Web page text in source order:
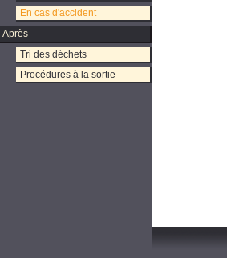
En cas d'accident
Après
Tri des déchets
Procédures à la sortie